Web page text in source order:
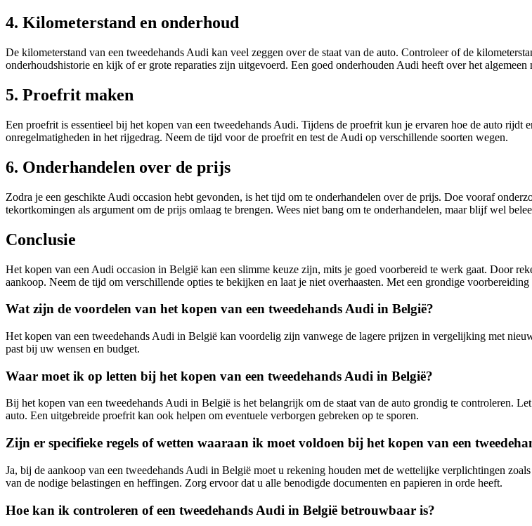
4. Kilometerstand en onderhoud
De kilometerstand van een tweedehands Audi kan veel zeggen over de staat van de auto. Controleer of de
onderhoudshistorie en kijk of er grote reparaties zijn uitgevoerd. Een goed onderhouden Audi heeft over het
5. Proefrit maken
Een proefrit is essentieel bij het kopen van een tweedehands Audi. Tijdens de proefrit kun je ervaren hoe de auto
onregelmatigheden in het rijgedrag. Neem de tijd voor de proefrit en test de Audi op verschillende soorten wegen.
6. Onderhandelen over de prijs
Zodra je een geschikte Audi occasion hebt gevonden, is het tijd om te onderhandelen over de prijs. Doe vooraf
tekortkomingen als argument om de prijs omlaag te brengen. Wees niet bang om te onderhandelen, maar blijf wel
Conclusie
Het kopen van een Audi occasion in België kan een slimme keuze zijn, mits je goed voorbereid te werk gaat. Door
aankoop. Neem de tijd om verschillende opties te bekijken en laat je niet overhaasten. Met een grondige
Wat zijn de voordelen van het kopen van een tweedehands Audi in België?
Het kopen van een tweedehands Audi in België kan voordelig zijn vanwege de lagere prijzen in vergelijking met
past bij uw wensen en budget.
Waar moet ik op letten bij het kopen van een tweedehands Audi in België?
Bij het kopen van een tweedehands Audi in België is het belangrijk om de staat van de auto grondig te controleren.
auto. Een uitgebreide proefrit kan ook helpen om eventuele verborgen gebreken op te sporen.
Zijn er specifieke regels of wetten waaraan ik moet voldoen bij het kopen van een
Ja, bij de aankoop van een tweedehands Audi in België moet u rekening houden met de wettelijke verplichtingen
van de nodige belastingen en heffingen. Zorg ervoor dat u alle benodigde documenten en papieren in orde heeft.
Hoe kan ik controleren of een tweedehands Audi in België betrouwbaar is?